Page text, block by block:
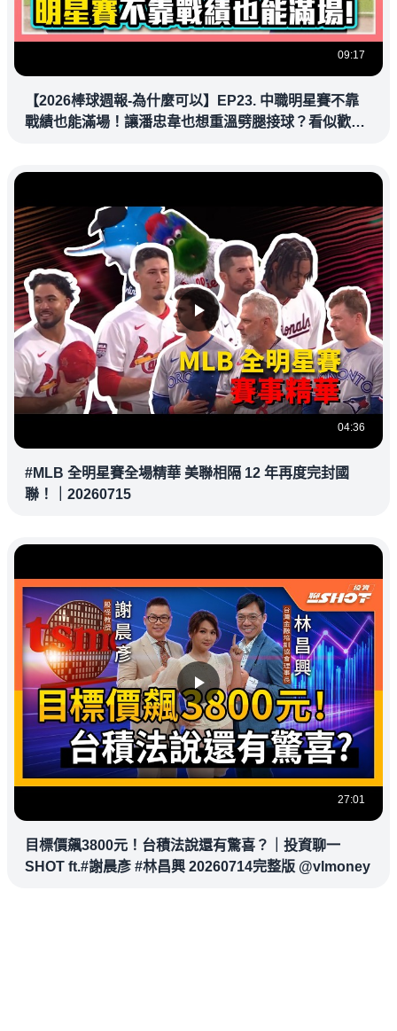
09:17
【2026棒球週報-為什麼可以】EP23. 中職明星賽不靠
戰績也能滿場！讓潘忠韋也想重溫劈腿接球？看似歡樂
04:36
#MLB 全明星賽全場精華 美聯相隔 12 年再度完封國
聯！｜20260715
27:01
目標價飆3800元！台積法說還有驚喜？｜投資聊一
SHOT ft.#謝晨彥 #林昌興 20260714完整版 @vlmoney